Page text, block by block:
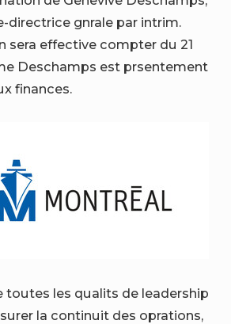
directrice gnrale par intrim.
sera effective compter du 21
Deschamps est prsentement
finances.
toutes les qualits de leadership
la continuit des oprations,